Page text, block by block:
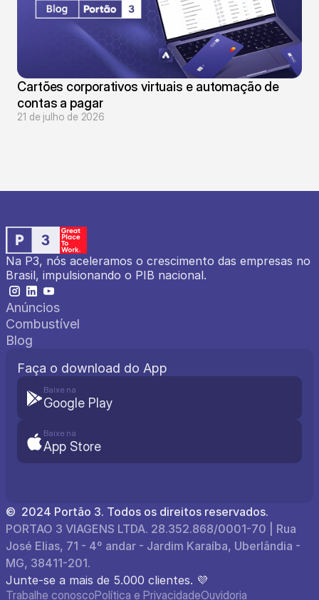
Cartões corporativos virtuais e automação de
contas a pagar
21 de julho de 2026
Na P3, nós aceleramos o crescimento das empresas no
Brasil, impulsionando o PIB nacional.
Anúncios
Combustível
Blog
Faça o download do App
Baixe na
Google Play
Baixe na
App Store
©  2024 Portão 3. Todos os direitos reservados.
PORTAO 3 VIAGENS LTDA. 28.352.868/0001-70 | Rua
José Elias, 71 - 4º andar - Jardim Karaíba, Uberlândia -
MG, 38411-201.
Junte-se a mais de 5.000 clientes. 💜
Trabalhe conoscoPolítica e PrivacidadeOuvidoria